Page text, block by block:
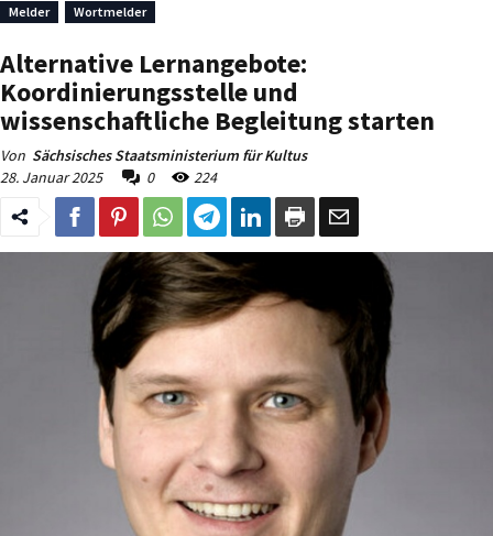
Melder Wortmelder
Alternative Lernangebote:
Koordinierungsstelle und
wissenschaftliche Begleitung starten
Von Sächsisches Staatsministerium für Kultus
28. Januar 2025
0 224